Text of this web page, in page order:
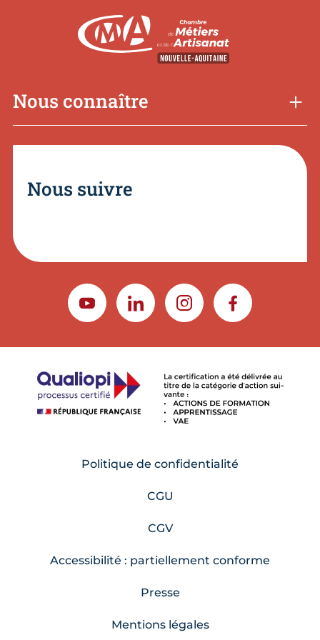
Nous connaître
Nous suivre
YOUTUBELINKEDININSTAGRAMFACEBOOK
Politique de confidentialité
CGU
CGV
Accessibilité : partiellement conforme
Presse
Mentions légales